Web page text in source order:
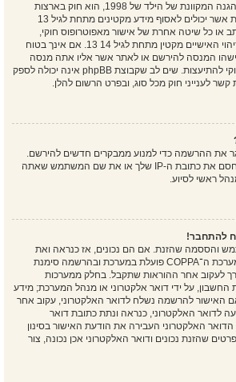
COPPA, או החוק לפרטיות והגנה המקוונת של הילד של 1998, הוא חוק בארצות
הברית הדורש מאתרים ברשת אשר יכולים לאסוף מידע מקטינים מתחת לגיל 13
או כל שיטה אחרת של אישור מאפוטרופוס חוקי,
המאפשר את איסוף פרטי הזיהוי האישיים מקטין מתחת לגיל 14 13. אם אינך בטוח
המנסה להירשם או לאתר אשר אליו אתה מנסה
להירשם, צור קשר עם יועץ חוקי להתיעצות. שים לב שקבוצת phpBB אינה יכולה לספק
קשר לענייני חוק מכל סוג, ובפרט הרשום להלן.
את ההרשמה כדי למנוע ממבקרים חדשים להירשם.
לחילופין ייתכן שמנהל ראשי חסם את כתובת ה-IP שלך או את שם המשתמש שאתה
ראשי לסיוע.
להתחבר!
והססמה שהזנת. אם הם נכונים, אז כנראה ואת
מהדברים הבאים קרה. אם מערכת ה־COPPA פועלת במערכת ובהרשמה סימנת
לגיל 13, תצטרך לעקוב אחר ההוראות שתקבל. בחלק ממערכות
החשבון, על ידי דואר אלקטרוני או מנהל המערכת; מידע
האישור להרשמה נשלח לדואר האלקטרוני, עקוב אחר
לדואר האלקטרוני, כנראה ונתת כתובת דואר
האלקטרוני העבירה את הודעת האישור בסינון
שהזנת נכונים ודואר האלקטרוני אכן נכונה, צור